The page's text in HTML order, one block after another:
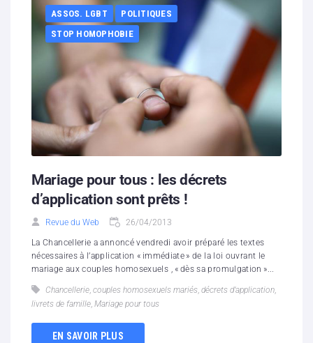
ASSOS. LGBT
POLITIQUES
STOP HOMOPHOBIE
Mariage pour tous : les décrets
d’application sont prêts !
Revue du Web 26/04/2013
La Chancellerie a annoncé vendredi avoir préparé les textes
nécessaires à l’application « immédiate » de la loi ouvrant le
mariage aux couples homosexuels , « dès sa promulgation »...
Chancellerie couples homosexuels mariés décrets d’application
livrets de famille Mariage pour tous
EN SAVOIR PLUS